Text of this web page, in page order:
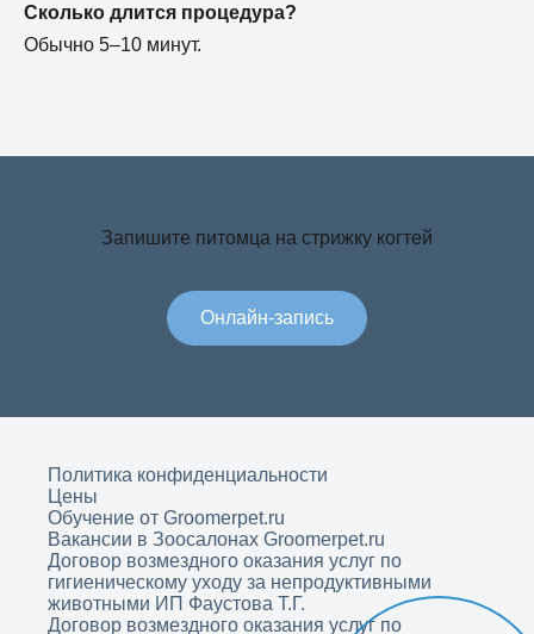
Сколько длится процедура?
Обычно 5–10 минут.
Запишите питомца на стрижку когтей
Онлайн-запись
Политика конфиденциальности
Цены
Обучение от Groomerpet.ru
Вакансии в Зоосалонах Groomerpet.ru
Договор возмездного оказания услуг по
гигиеническому уходу за непродуктивными
животными ИП Фаустова Т.Г.
Договор возмездного оказания услуг по